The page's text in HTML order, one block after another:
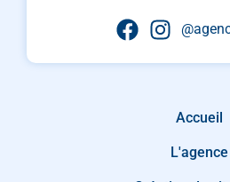
Accueil
L'agence